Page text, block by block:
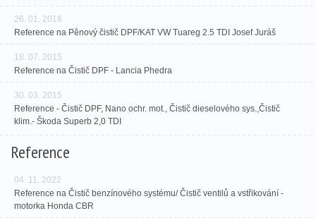
26. 01. 2016
Reference na Pěnový čistič DPF/KAT VW Tuareg 2.5 TDI Josef Juráš
18. 07. 2015
Reference na Čistič DPF - Lancia Phedra
30. 03. 2015
Reference - Čistič DPF, Nano ochr. mot., Čistič dieselového sys.,Čistič
klim.- Škoda Superb 2,0 TDI
Reference
04. 11. 2022
Reference na Čistič benzínového systému/ Čistič ventilů a vstřikování -
motorka Honda CBR